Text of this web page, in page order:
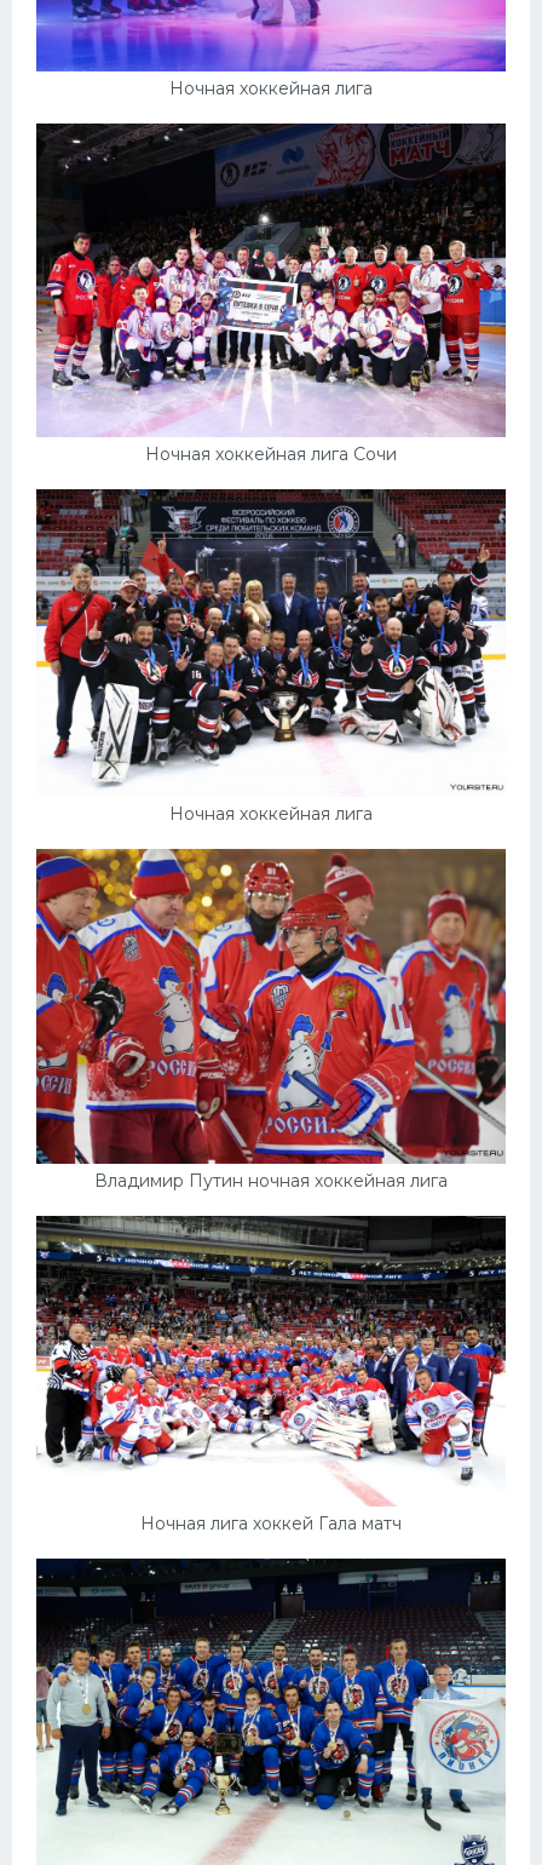
Ночная хоккейная лига
Ночная хоккейная лига Сочи
Ночная хоккейная лига
Владимир Путин ночная хоккейная лига
Ночная лига хоккей Гала матч